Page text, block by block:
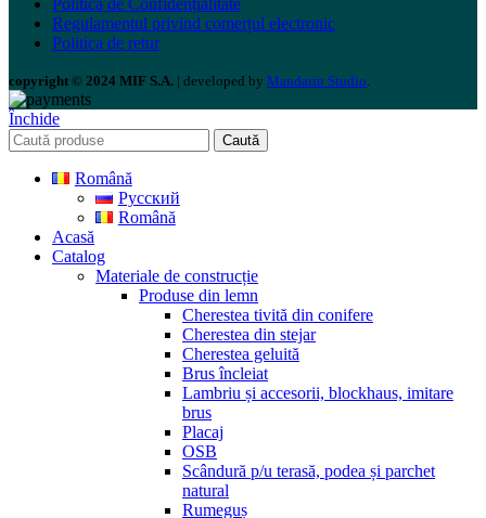
Regulamentul privind comerțul electronic
Politica de retur
copyright © 2024 MIF S.A. | developed by Mandarin Studio
Închide
Caută
Română
Русский
Română
Acasă
Catalog
Materiale de construcție
Produse din lemn
Cherestea tivită din conifere
Cherestea din stejar
Cherestea geluită
Brus încleiat
Lambriu și accesorii, blockhaus, imitare
brus
Placaj
OSB
Scândură p/u terasă, podea și parchet
natural
Rumeguș